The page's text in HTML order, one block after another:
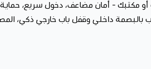
استثمر
لا تفوّت
مكتبك - أمان مضاعف، دخول سريع،
بالبصمة داخلي وقفل باب خارجي ذكي،